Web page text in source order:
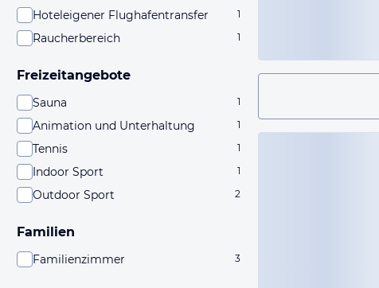
Hoteleigener Flughafentransfer 1
Raucherbereich 1
Freizeitangebote
Sauna 1
Animation und Unterhaltung 1
Tennis 1
Indoor Sport 1
Outdoor Sport 2
Familien
Familienzimmer 3